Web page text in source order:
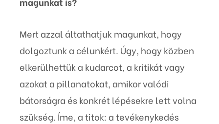
Mert azzal áltathatjuk magunkat, hogy
dolgoztunk a célunkért. Úgy, hogy közben
elkerülhettük a kudarcot, a kritikát vagy
azokat a pillanatokat, amikor valódi
bátorságra és konkrét lépésekre lett volna
szükség. Íme, a titok: a tevékenykedés